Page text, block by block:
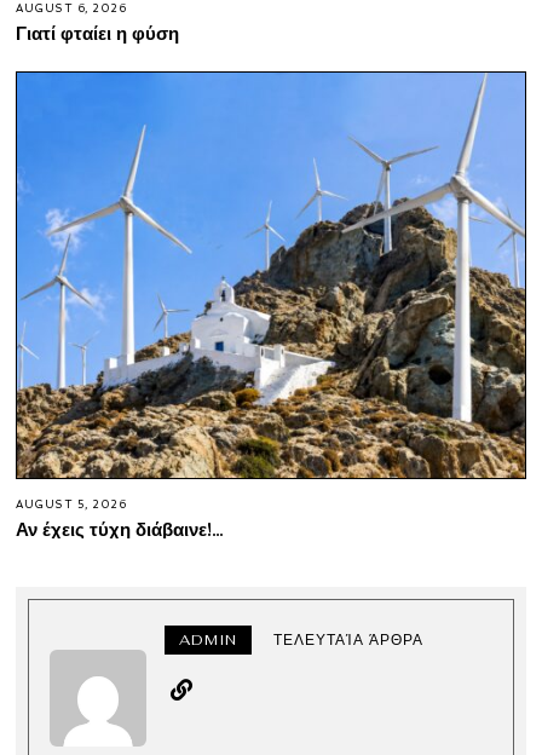
AUGUST 6, 2026
Γιατί φταίει η φύση
AUGUST 5, 2026
Αν έχεις τύχη διάβαινε!…
ADMIN ΤΕΛΕΥΤΑΊΑ ΆΡΘΡΑ